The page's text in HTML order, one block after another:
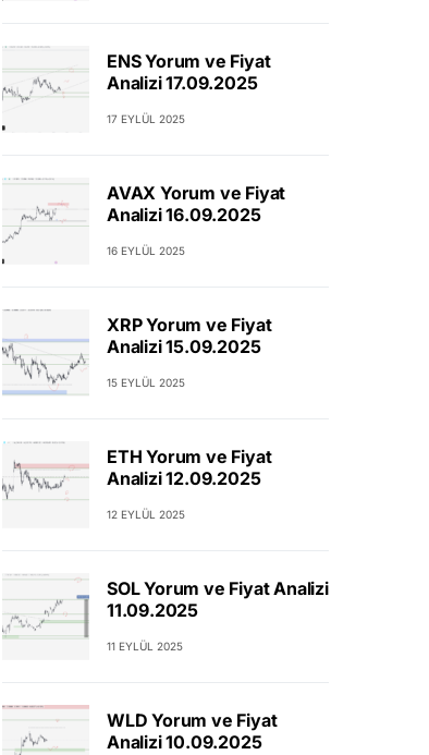
ENS Yorum ve Fiyat
Analizi 17.09.2025
17 EYLÜL 2025
AVAX Yorum ve Fiyat
Analizi 16.09.2025
16 EYLÜL 2025
XRP Yorum ve Fiyat
Analizi 15.09.2025
15 EYLÜL 2025
ETH Yorum ve Fiyat
Analizi 12.09.2025
12 EYLÜL 2025
SOL Yorum ve Fiyat Analizi
11.09.2025
11 EYLÜL 2025
WLD Yorum ve Fiyat
Analizi 10.09.2025